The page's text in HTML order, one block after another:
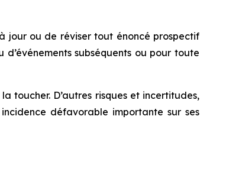
jour ou de réviser tout énoncé prospectif
subséquents ou pour toute
toucher. D’autres risques et incertitudes,
défavorable importante sur ses